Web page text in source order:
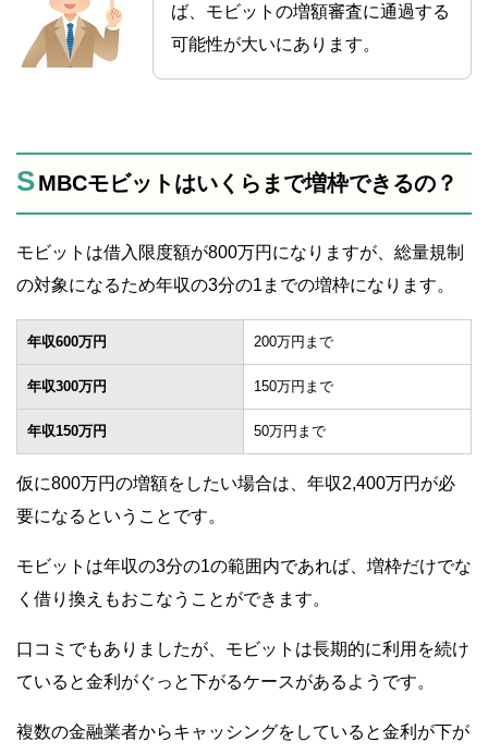
ば、モビットの増額審査に通過する
可能性が大いにあります。
SMBCモビットはいくらまで増枠できるの？
モビットは借入限度額が800万円になりますが、総量規制
の対象になるため年収の3分の1までの増枠になります。
年収600万円 200万円まで
年収300万円 150万円まで
年収150万円 50万円まで
仮に800万円の増額をしたい場合は、年収2,400万円が必
要になるということです。
モビットは年収の3分の1の範囲内であれば、増枠だけでな
く借り換えもおこなうことができます。
口コミでもありましたが、モビットは長期的に利用を続け
ていると金利がぐっと下がるケースがあるようです。
複数の金融業者からキャッシングをしていると金利が下が